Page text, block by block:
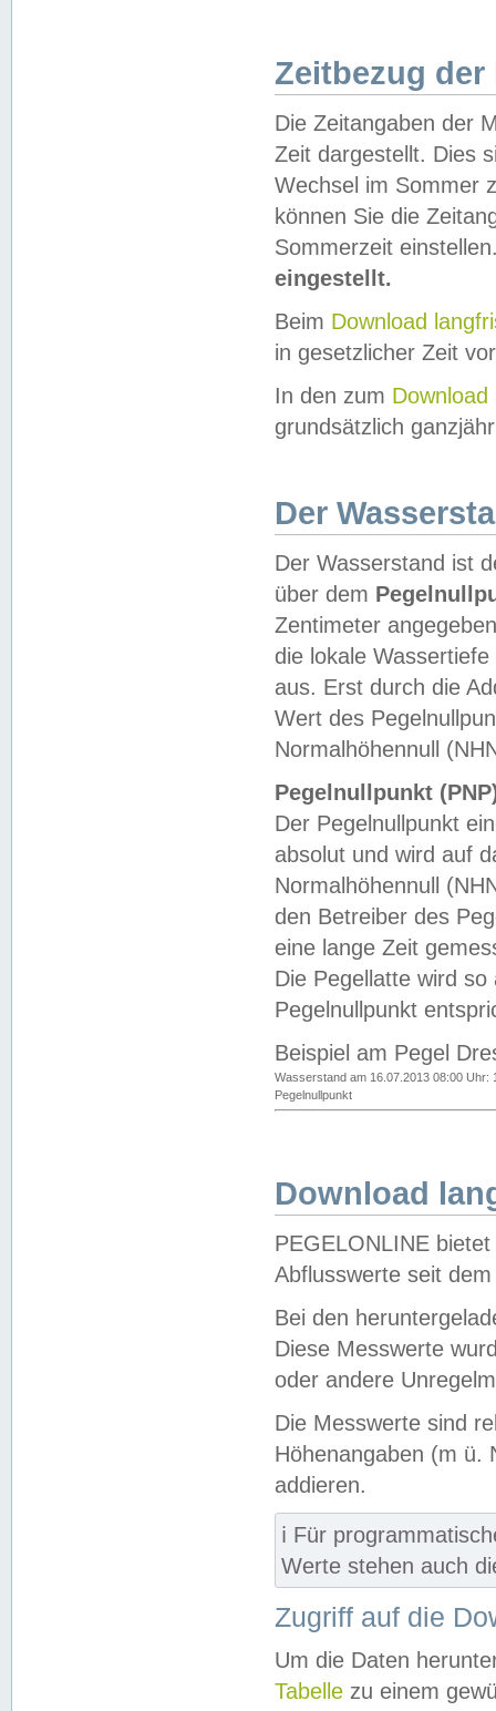
Zeitbezug der
Die Zeitangaben der
Zeit dargestellt. Dies
Wechsel im Sommer
können Sie die
Sommerzeit
eingestellt.
Beim Download
in gesetzlicher Zeit
In den zum Download
grundsätzlich
Der
Der Wasserstand ist
über dem
Zentimeter
die lokale
aus. Erst durch die
Wert des
Normalhöhennull
Pegelnullpunkt
Der Pegelnullpunkt
absolut und wird auf
Normalhöhennull
den Betreiber des
eine lange Zeit
Die Pegellatte wird
Pegelnullpunkt
Beispiel am Pegel
Wasserstand am 16.07.2013 08:00 Uhr:
Pegelnullpunkt
Download
PEGELONLINE
Abflusswerte seit
Bei den
Diese Messwerte
oder andere
Die Messwerte sind
Höhenangaben (m ü.
addieren.
ℹ️ Für
Werte stehen auch
Zugriff auf die
Um die Daten
Tabelle zu einem